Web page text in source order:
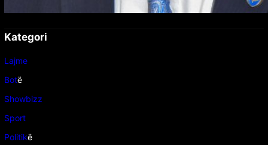
Kategori
Lajme
Botë
Showbizz
Sport
Politikë